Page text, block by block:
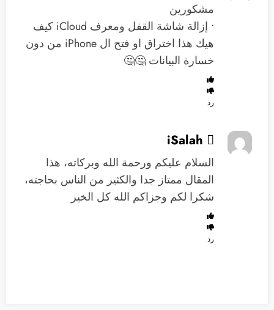
مشكورين
• إزالة شاشة القفل ومعرف iCloud كيف
هيك هذا اختراق او ‏فتح ال iPhone من دون
خسارة البيانات 🤔🤔
رد
iSalah 
السلام عليكم ورحمة الله وبركاته، هذا
المقال ممتاز جدا والكثير من الناس بحاجته،
شكرا لكم وجزاكم الله كل الخير
رد